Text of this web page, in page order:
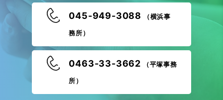
045-949-3088 （横浜事
務所）
0463-33-3662 （平塚事務
所）